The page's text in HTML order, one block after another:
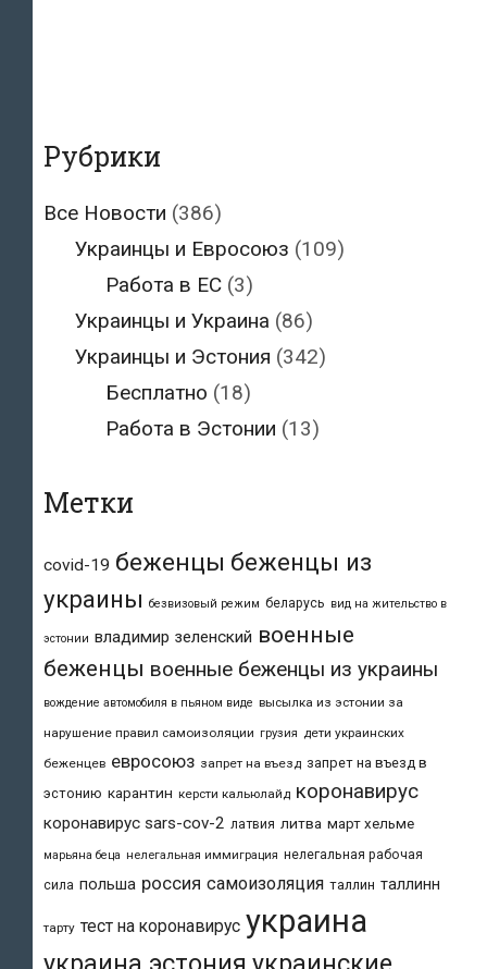
Рубрики
Все Новости (386)
Украинцы и Евросоюз (109)
Работа в ЕС (3)
Украинцы и Украина (86)
Украинцы и Эстония (342)
Бесплатно (18)
Работа в Эстонии (13)
Метки
covid-19 беженцы беженцы из
украины безвизовый режим беларусь вид на жительство в
эстонии владимир зеленский военные
беженцы военные беженцы из украины
вождение автомобиля в пьяном виде высылка из эстонии за
нарушение правил самоизоляции грузия дети украинских
беженцев евросоюз запрет на въезд запрет на въезд в
эстонию карантин керсти кальюлайд коронавирус
коронавирус sars-cov-2 латвия литва март хельме
марьяна беца нелегальная иммиграция нелегальная рабочая
сила польша россия самоизоляция таллин таллинн
тарту тест на коронавирус украина